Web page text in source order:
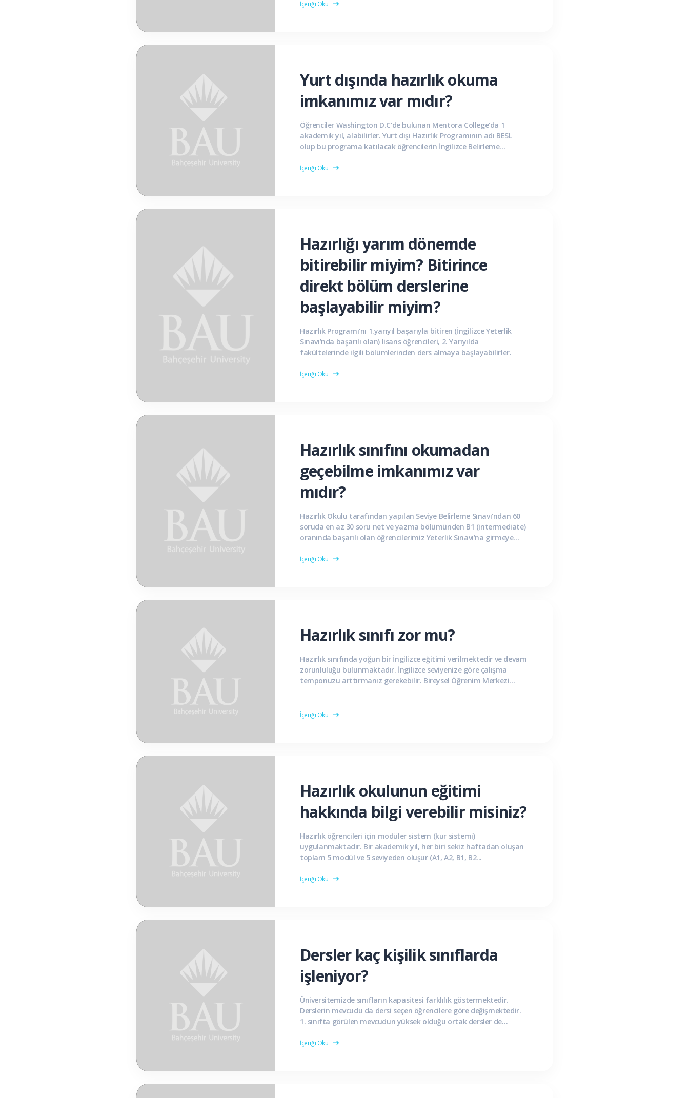
İçeriği Oku
Yurt dışında hazırlık okuma
imkanımız var mıdır?
Öğrenciler Washington D.C’de bulunan Mentora College’da 1
akademik yıl, alabilirler. Yurt dışı Hazırlık Programının adı BESL
olup bu programa katılacak öğrencilerin İngilizce Belirleme
İçeriği Oku
Hazırlığı yarım dönemde
bitirebilir miyim? Bitirince
direkt bölüm derslerine
başlayabilir miyim?
Hazırlık Programı’nı 1.yarıyıl başarıyla bitiren (İngilizce Yeterlik
Sınavı’nda başarılı olan) lisans öğrencileri, 2. Yarıyılda
fakültelerinde ilgili bölümlerinden ders almaya başlayabilirler.
İçeriği Oku
Hazırlık sınıfını okumadan
geçebilme imkanımız var
mıdır?
Hazırlık Okulu tarafından yapılan Seviye Belirleme Sınavı’ndan 60
soruda en az 30 soru net ve yazma bölümünden B1 (intermediate)
oranında başarılı olan öğrencilerimiz Yeterlik Sınavı’na girmeye
İçeriği Oku
Hazırlık sınıfı zor mu?
Hazırlık sınıfında yoğun bir İngilizce eğitimi verilmektedir ve devam
zorunluluğu bulunmaktadır. İngilizce seviyenize göre çalışma
temponuzu arttırmanız gerekebilir. Bireysel Öğrenim Merkezi
İçeriği Oku
Hazırlık okulunun eğitimi
hakkında bilgi verebilir misiniz?
Hazırlık öğrencileri için modüler sistem (kur sistemi)
uygulanmaktadır. Bir akademik yıl, her biri sekiz haftadan oluşan
toplam 5 modül ve 5 seviyeden oluşur (A1, A2, B1, B2...
İçeriği Oku
Dersler kaç kişilik sınıflarda
işleniyor?
Üniversitemizde sınıfların kapasitesi farklılık göstermektedir.
Derslerin mevcudu da dersi seçen öğrencilere göre değişmektedir.
1. sınıfta görülen mevcudun yüksek olduğu ortak dersler de
İçeriği Oku